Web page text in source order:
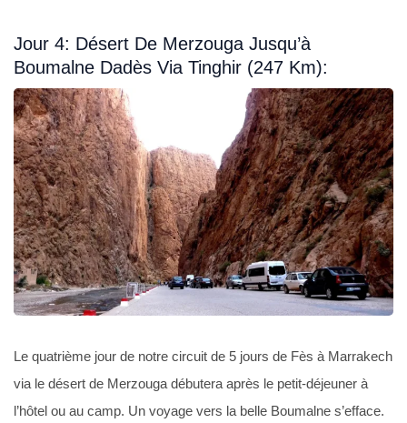
Jour 4: Désert De Merzouga Jusqu’à
Boumalne Dadès Via Tinghir (247 Km):
Le quatrième jour de notre circuit de 5 jours de Fès à Marrakech
via le désert de Merzouga débutera après le petit-déjeuner à
l’hôtel ou au camp. Un voyage vers la belle Boumalne s’efface.